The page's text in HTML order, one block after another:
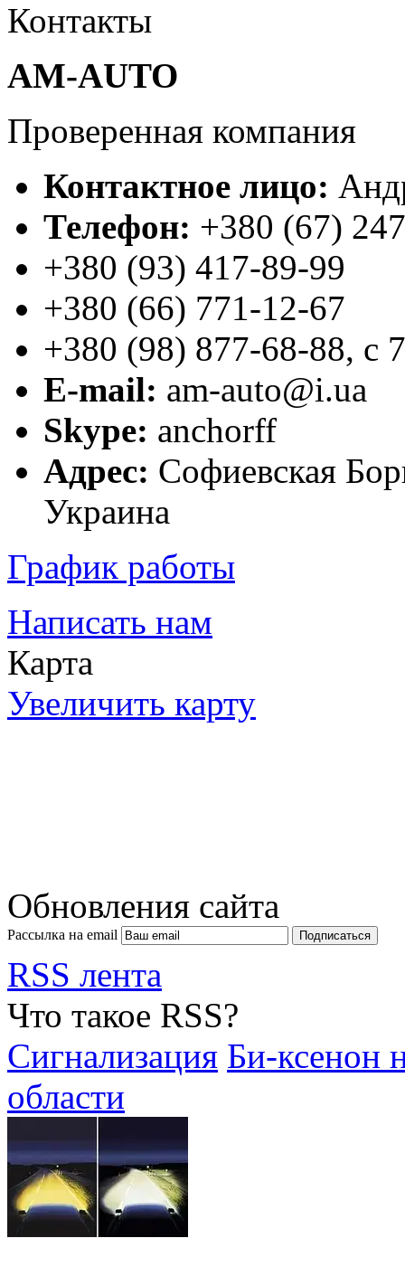
Контакты
AM-AUTO
Проверенная компания
Контактное лицо:
Телефон: +380 (67)
+380 (93) 417-89-99
+380 (66) 771-12-67
+380 (98) 877-68-88, с
E-mail: am-auto@i.ua
Skype: anchorff
Адрес: Софиевская
Украина
График работы
Написать нам
Карта
Увеличить карту
Обновления сайта
Рассылка на email
RSS лента
Что такое RSS?
Сигнализация Би-ксенон
области